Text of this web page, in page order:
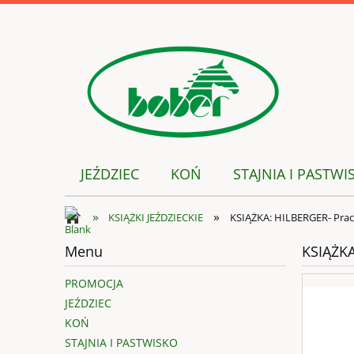
JEŹDZIEC KOŃ STAJNIA I
» KSIĄŻKI JEŹDZIECKIE » KSIĄŻKA: HILBERGER-
Menu
PROMOCJA
JEŹDZIEC
KOŃ
STAJNIA I PASTWISKO